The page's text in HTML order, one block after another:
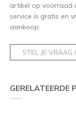
artikel op voorraad
service is gratis en
aankoop.
STEL JE VRAAG
GERELATEERDE